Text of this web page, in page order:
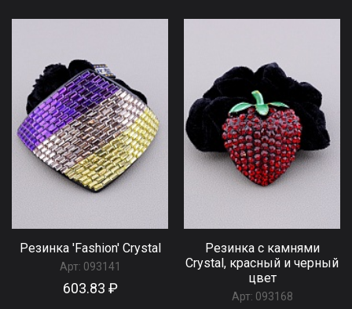
Резинка 'Fashion' Сrystal
Арт: 093141
603.83 ₽
Резинка с камнями
Сrystal, красный и черный
цвет
Арт: 093168